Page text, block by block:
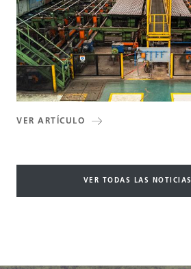
VER ARTÍCULO
VER TODAS LAS NOTICIAS